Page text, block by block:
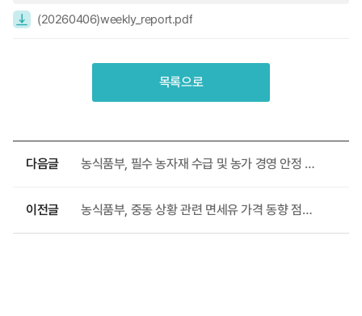
(20260406)weekly_report.pdf
목록으로
다음글 농식품부, 필수 농자재 수급 및 농가 경영 안정 대응 외
이전글 농식품부, 중동 상황 관련 면세유 가격 동향 점검 외